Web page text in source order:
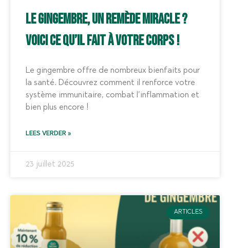
Le gingembre, un remède miracle ?
Voici ce qu’il fait à votre corps !
Le gingembre offre de nombreux bienfaits pour
la santé. Découvrez comment il renforce votre
système immunitaire, combat l’inflammation et
bien plus encore !
LEES VERDER »
23 juillet 2025
ARTICLES